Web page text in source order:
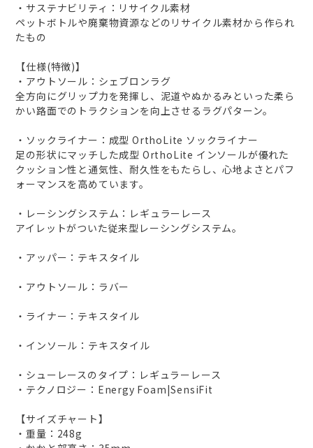
・サステナビリティ：リサイクル素材
ペットボトルや廃棄物資源などのリサイクル素材から作られ
たもの
【仕様(特徴)】
・アウトソール：シェブロンラグ
全方向にグリップ力を発揮し、泥道やぬかるみといった柔ら
かい路面でのトラクションを向上させるラグパターン。
・ソックライナー：成型 OrthoLite ソックライナー
足の形状にマッチした成型 OrthoLite インソールが優れた
クッション性と通気性、耐久性をもたらし、心地よさとパフ
ォーマンスを高めています。
・レーシングシステム：レギュラーレース
アイレットがついた従来型レーシングシステム。
・アッパー：テキスタイル
・アウトソール：ラバー
・ライナー：テキスタイル
・インソール：テキスタイル
・シューレースのタイプ：レギュラーレース
・テクノロジー：Energy Foam|SensiFit
【サイズチャート】
・重量：248g